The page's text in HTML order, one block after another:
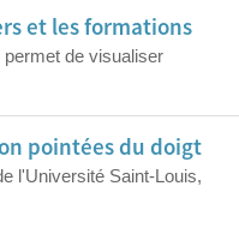
et les formations
de visualiser
pointées du doigt
l'Université Saint-Louis,